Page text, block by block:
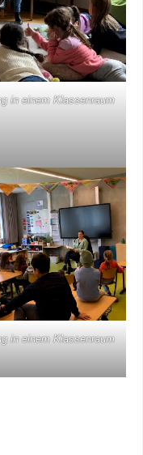
in einem Klassenraum
in einem Klassenraum